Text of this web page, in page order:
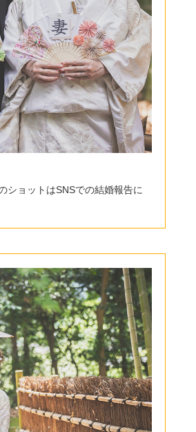
ショットはSNSでの結婚報告に